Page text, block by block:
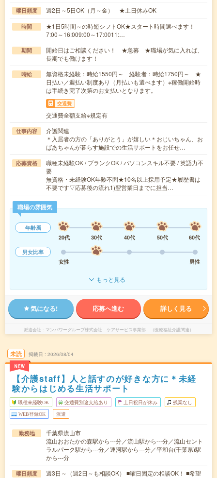
曜日頻度 週2日～5日OK（月～金） ★土日休みOK
時間
★1日5時間～の時短シフトOK★スタート時間選べます！
7:00～16:009:00～17:0011:…
期間
開始日はご相談ください！ ★急募 ★職場が気に入れば、
長期でも働けます！
時給
無資格未経験：時給1550円～ 経験者：時給1750円～ ★
日払い／週払い制度あり（月払いも選べます）※稼働開始時
は手続き完了次第のお支払いとなります。
交通費
交通費全額支給※規定有
仕事内容
介護関連
＊入居者の方の「ありがとう」が嬉しい＊おじいちゃん、お
ばあちゃんが暮らす施設での生活サポートをお任せ…
応募資格
職種未経験OK / ブランクOK / パソコンスキル不要 / 英語力不
要
無資格・未経験OK年齢不問★10名以上採用予定★履歴書は
不要です▽応募後の流れ1)翌営業日までに担当…
職場の雰囲気
年齢層
20代
30代 40代 50代
60代
男女比率
女性
男性
もっと見る
気になる! 応募へ進む 詳しく見る
派遣会社 マンパワーグループ株式会社 ケアサービス事業部 （医療福祉介護関連）
未読
NEW
掲載日 2026/08/04
【介護staff】人と話すのが好きな方に＊未経
験からはじめる生活サポート
職種未経験OK 交通費別途支給あり 土日祝日が休み 残業なし
WEB登録OK 派遣
勤務地
千葉県流山市
流山おおたかの森駅から---分／流山駅から---分／流山セント
ラルパーク駅から---分／運河駅から---分／平和台(千葉県)駅
から---分
曜日頻度
週3日～（週2日～も相談OK） ■曜日固定の相談OK！ ■希望